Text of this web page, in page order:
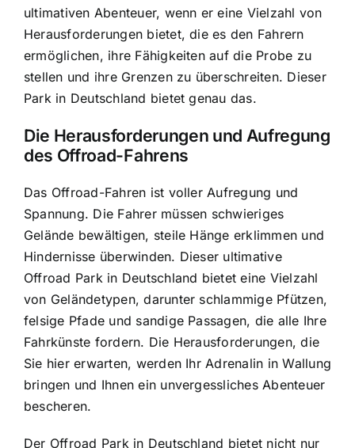
ultimativen Abenteuer, wenn er eine Vielzahl von
Herausforderungen bietet, die es den Fahrern
ermöglichen, ihre Fähigkeiten auf die Probe zu
stellen und ihre Grenzen zu überschreiten. Dieser
Park in Deutschland bietet genau das.
Die Herausforderungen und Aufregung
des Offroad-Fahrens
Das Offroad-Fahren ist voller Aufregung und
Spannung. Die Fahrer müssen schwieriges
Gelände bewältigen, steile Hänge erklimmen und
Hindernisse überwinden. Dieser ultimative
Offroad Park in Deutschland bietet eine Vielzahl
von Geländetypen, darunter schlammige Pfützen,
felsige Pfade und sandige Passagen, die alle Ihre
Fahrkünste fordern. Die Herausforderungen, die
Sie hier erwarten, werden Ihr Adrenalin in Wallung
bringen und Ihnen ein unvergessliches Abenteuer
bescheren.
Der Offroad Park in Deutschland bietet nicht nur